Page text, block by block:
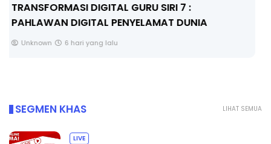
MAJLIS ANUGERAH FFK (FESTIVAL LENSA
PENDIDIKAN - FLeP) 2026
Unknown 7 hari yang lalu
LIHAT SEMUA
SEGMEN KHAS
LIVE